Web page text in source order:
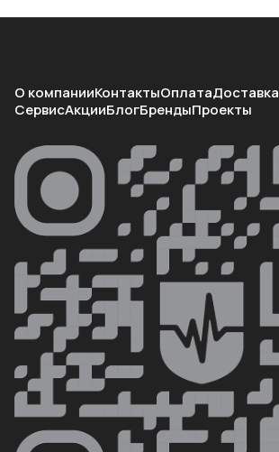
О компанииКонтактыОплатаДоставка
СервисАкцииБлогБрендыПроекты